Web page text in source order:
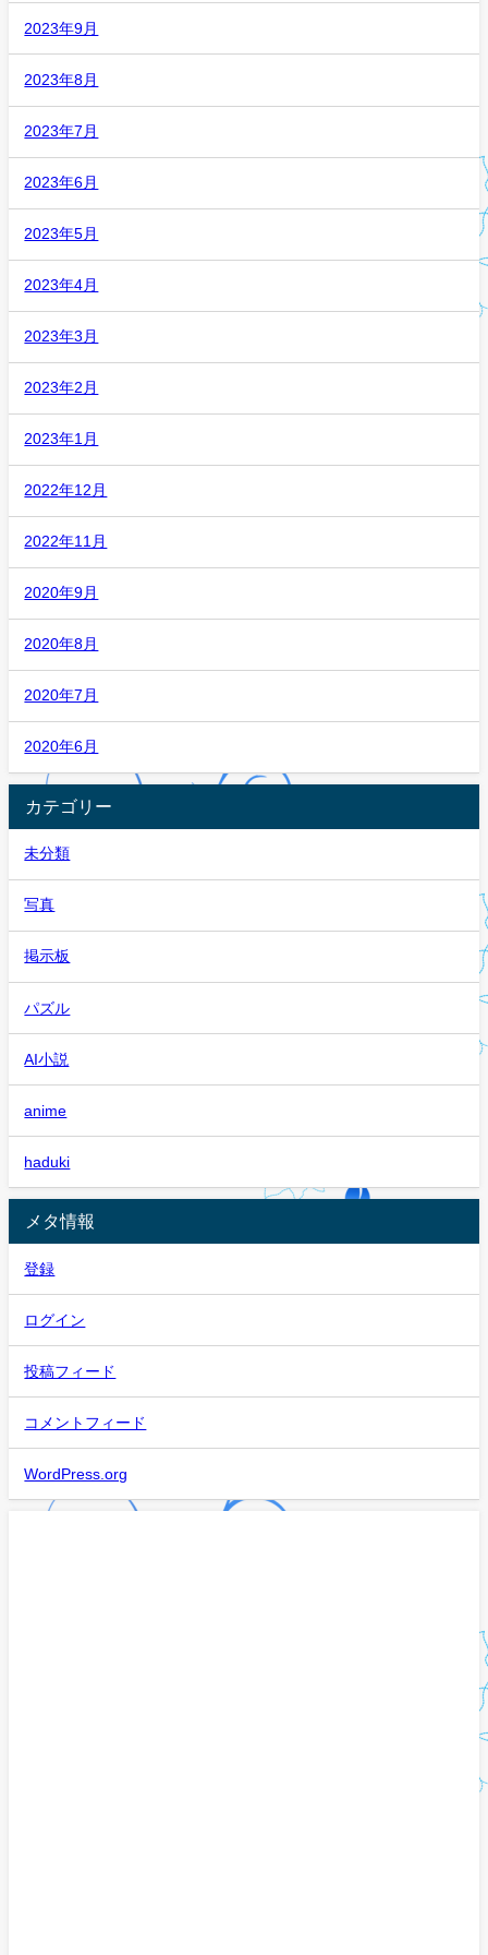
2023年9月
2023年8月
2023年7月
2023年6月
2023年5月
2023年4月
2023年3月
2023年2月
2023年1月
2022年12月
2022年11月
2020年9月
2020年8月
2020年7月
2020年6月
カテゴリー
未分類
写真
掲示板
パズル
AI小説
anime
haduki
メタ情報
登録
ログイン
投稿フィード
コメントフィード
WordPress.org